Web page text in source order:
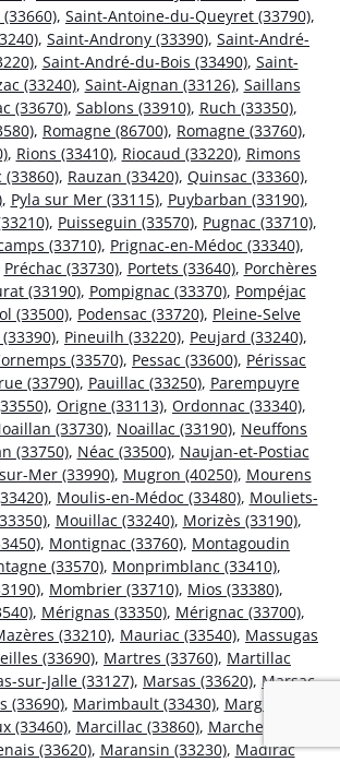
, Saint-Antoine-du-Queyret (33790),
, Saint-Androny (33390), Saint-André-
, Saint-André-du-Bois (33490), Saint-
(33240), Saint-Aignan (33126), Saillans
(33670), Sablons (33910), Ruch (33350),
, Romagne (86700), Romagne (33760),
, Rions (33410), Riocaud (33220), Rimons
(33860), Rauzan (33420), Quinsac (33360),
, Pyla sur Mer (33115), Puybarban (33190),
, Puisseguin (33570), Pugnac (33710),
(33710), Prignac-en-Médoc (33340),
Préchac (33730), Portets (33640), Porchères
(33190), Pompignac (33370), Pompéjac
(33500), Podensac (33720), Pleine-Selve
, Pineuilh (33220), Peujard (33240),
(33570), Pessac (33600), Périssac
(33790), Pauillac (33250), Parempuyre
, Origne (33113), Ordonnac (33340),
(33730), Noaillac (33190), Neuffons
(33750), Néac (33500), Naujan-et-Postiac
Mer (33990), Mugron (40250), Mourens
, Moulis-en-Médoc (33480), Mouliets-
, Mouillac (33240), Morizès (33190),
, Montignac (33760), Montagoudin
(33570), Monprimblanc (33410),
, Mombrier (33710), Mios (33380),
, Mérignas (33350), Mérignac (33700),
(33210), Mauriac (33540), Massugas
(33690), Martres (33760), Martillac
sur-Jalle (33127), Marsas (33620), Marsac
(33690), Marimbault (33430), Margueron
(33460), Marcillac (33860), Marcheprime
(33620), Maransin (33230), Madirac